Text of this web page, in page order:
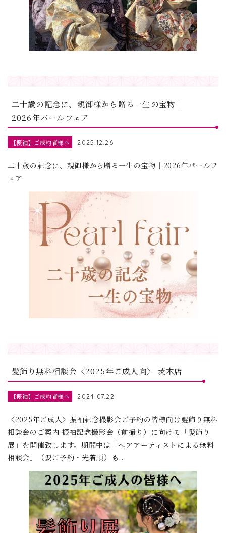
二十歳の記念に、親御様から贈る一生の宝物｜
2026年パールフェア
【振袖】ご成約者様へ 2025.12.26
二十歳の記念に、親御様から贈る一生の宝物｜2026年パールフ
ェア
髪飾り無料相談会〈2025年ご成人向〉 茨木店
【振袖】ご成約者様へ 2024.07.22
〈2025年ご成人〉振袖記念撮影会ご予約の皆様向け髪飾り無料
相談会のご案内 振袖記念撮影会（前撮り）に向けて「髪飾り
展」を開催致します。期間中は「ヘアアーティストによる無料
相談会」（要ご予約・先着順）も...